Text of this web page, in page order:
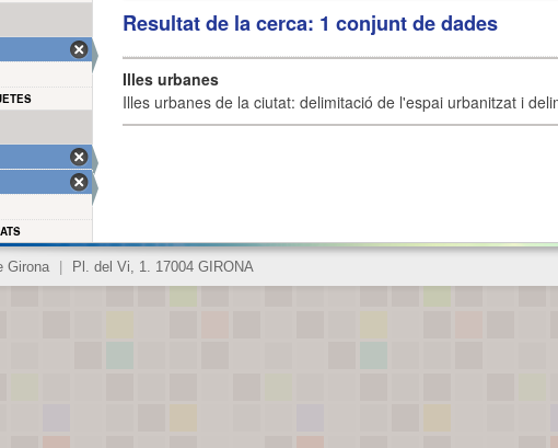
Resultat de la cerca: 1 conjunt de dades
Illes urbanes
Illes urbanes de la ciutat: delimitació de l'espai urbanitzat i
Girona Pl. del Vi, 1. 17004 GIRONA